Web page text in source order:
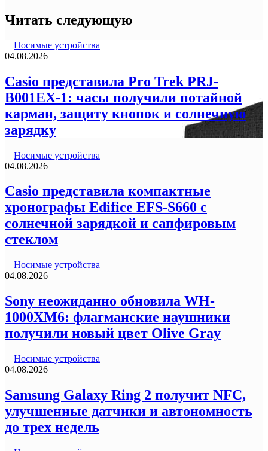
Читать следующую
Носимые устройства
04.08.2026
Casio представила Pro Trek PRJ-
B001EX-1: часы получили потайной
карман, защиту кнопок и солнечную
зарядку
Носимые устройства
04.08.2026
Casio представила компактные
хронографы Edifice EFS-S660 с
солнечной зарядкой и сапфировым
стеклом
Носимые устройства
04.08.2026
Sony неожиданно обновила WH-
1000XM6: флагманские наушники
получили новый цвет Olive Gray
Носимые устройства
04.08.2026
Samsung Galaxy Ring 2 получит NFC,
улучшенные датчики и автономность
до трех недель